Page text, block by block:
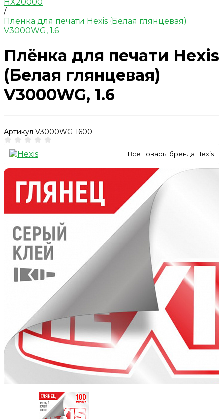
HX20000
/
Плёнка для печати Hexis (Белая глянцевая)
V3000WG, 1.6
Плёнка для печати Hexis
(Белая глянцевая)
V3000WG, 1.6
Артикул V3000WG-1600
Все товары бренда Hexis